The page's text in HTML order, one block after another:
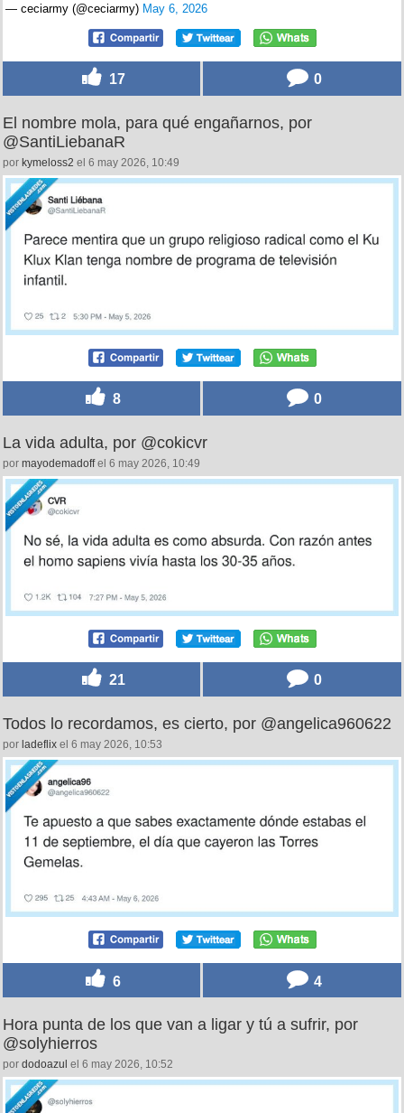
— ceciarmy (@ceciarmy) May 6, 2026
17 0
El nombre mola, para qué engañarnos, por
@SantiLiebanaR
por kymeloss2 el 6 may 2026, 10:49
8 0
La vida adulta, por @cokicvr
por mayodemadoffel 6 may 2026, 10:49
21 0
Todos lo recordamos, es cierto, por @angelica960622
por ladeflix el 6 may 2026, 10:53
6 4
Hora punta de los que van a ligar y tú a sufrir, por
@solyhierros
por dodoazul el 6 may 2026, 10:52